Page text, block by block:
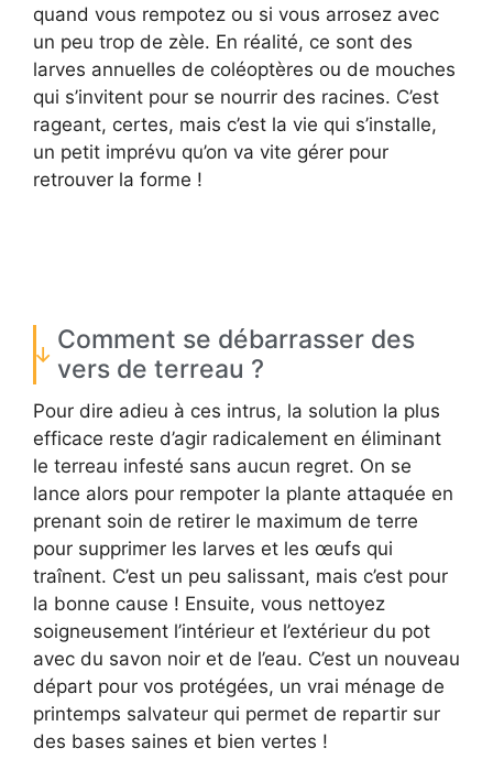
quand vous rempotez ou si vous arrosez avec
un peu trop de zèle. En réalité, ce sont des
larves annuelles de coléoptères ou de mouches
qui s’invitent pour se nourrir des racines. C’est
rageant, certes, mais c’est la vie qui s’installe,
un petit imprévu qu’on va vite gérer pour
retrouver la forme !
Comment se débarrasser des
vers de terreau ?
Pour dire adieu à ces intrus, la solution la plus
efficace reste d’agir radicalement en éliminant
le terreau infesté sans aucun regret. On se
lance alors pour rempoter la plante attaquée en
prenant soin de retirer le maximum de terre
pour supprimer les larves et les œufs qui
traînent. C’est un peu salissant, mais c’est pour
la bonne cause ! Ensuite, vous nettoyez
soigneusement l’intérieur et l’extérieur du pot
avec du savon noir et de l’eau. C’est un nouveau
départ pour vos protégées, un vrai ménage de
printemps salvateur qui permet de repartir sur
des bases saines et bien vertes !